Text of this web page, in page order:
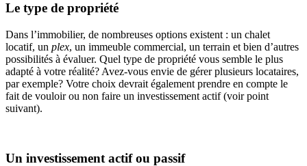
Le type de propriété
Dans l’immobilier, de nombreuses options existent : un chalet
locatif, un plex, un immeuble commercial, un terrain et bien d’autres
possibilités à évaluer. Quel type de propriété vous semble le plus
adapté à votre réalité? Avez-vous envie de gérer plusieurs locataires,
par exemple? Votre choix devrait également prendre en compte le
fait de vouloir ou non faire un investissement actif (voir point
suivant).
Un investissement actif ou passif